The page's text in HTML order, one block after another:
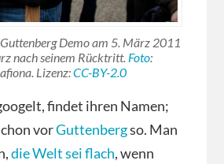
Demo am 5. März 2011
nach seinem Rücktritt. Foto:
Lizenz:CC-BY-2.0
findet ihren Namen;
vorGuttenbergso. Man
die Welt sei flach, wenn